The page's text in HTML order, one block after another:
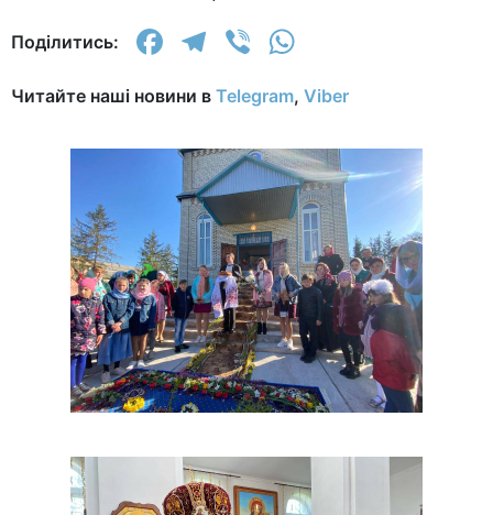
Поділитись: Facebook
Telegram
Viber
Читайте наші новини в Telegram, Viber